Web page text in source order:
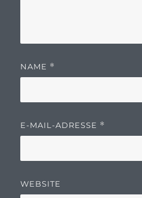
NAME *
E-MAIL-ADRESSE *
WEBSITE